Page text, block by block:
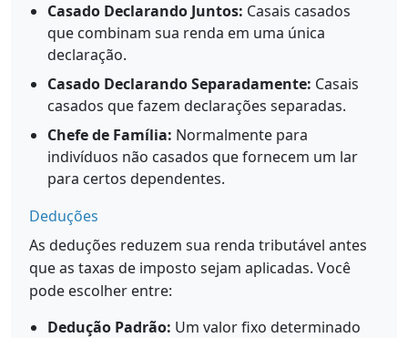
Casado Declarando Juntos: Casais casados
que combinam sua renda em uma única
declaração.
Casado Declarando Separadamente: Casais
casados que fazem declarações separadas.
Chefe de Família: Normalmente para
indivíduos não casados que fornecem um lar
para certos dependentes.
Deduções
As deduções reduzem sua renda tributável antes
que as taxas de imposto sejam aplicadas. Você
pode escolher entre:
Dedução Padrão: Um valor fixo determinado